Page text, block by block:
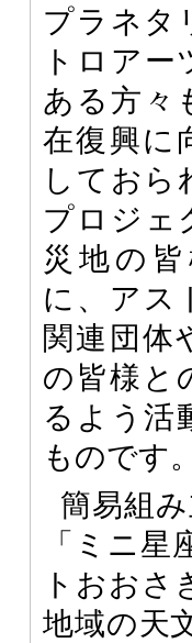
プラネタ
トロア
ある方々
在復興に
しておら
プロジェ
災地の
に、アス
関連団体
の皆様と
るよう活
ものです。
簡易組
「ミニ
トおおさ
地域の天